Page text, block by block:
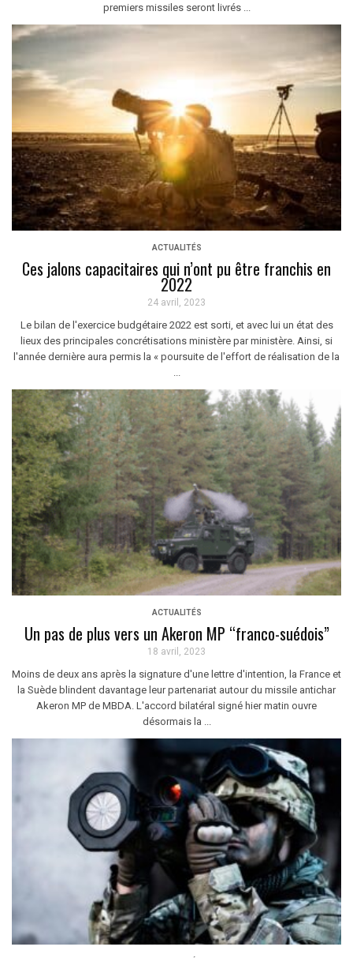
premiers missiles seront livrés ...
ACTUALITÉS
Ces jalons capacitaires qui n’ont pu être franchis en
2022
24 avril, 2023
Le bilan de l'exercice budgétaire 2022 est sorti, et avec lui un état des
lieux des principales concrétisations ministère par ministère. Ainsi, si
l'année dernière aura permis la « poursuite de l'effort de réalisation de la
ACTUALITÉS
Un pas de plus vers un Akeron MP “franco-suédois”
18 avril, 2023
Moins de deux ans après la signature d'une lettre d'intention, la France et
la Suède blindent davantage leur partenariat autour du missile antichar
Akeron MP de MBDA. L'accord bilatéral signé hier matin ouvre
désormais la ...